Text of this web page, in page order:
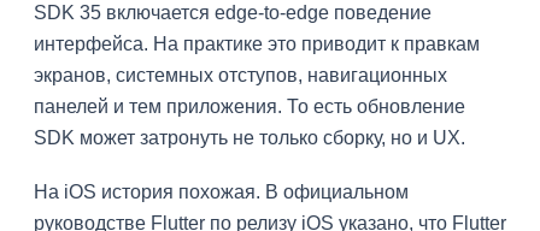
SDK 35 включается edge-to-edge поведение
интерфейса. На практике это приводит к правкам
экранов, системных отступов, навигационных
панелей и тем приложения. То есть обновление
SDK может затронуть не только сборку, но и UX.
На iOS история похожая. В официальном
руководстве Flutter по релизу iOS указано, что Flutter